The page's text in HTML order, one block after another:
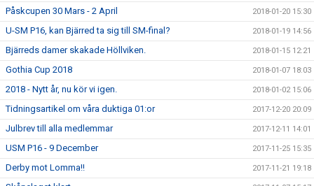
Påskcupen 30 Mars - 2 April 2018-01-20 15:30
U-SM P16, kan Bjärred ta sig till SM-final? 2018-01-19 14:56
Bjärreds damer skakade Höllviken. 2018-01-15 12:21
Gothia Cup 2018 2018-01-07 18:03
2018 - Nytt år, nu kör vi igen. 2018-01-02 15:06
Tidningsartikel om våra duktiga 01:or 2017-12-20 20:09
Julbrev till alla medlemmar 2017-12-11 14:01
USM P16 - 9 December 2017-11-25 15:35
Derby mot Lomma!! 2017-11-21 19:18